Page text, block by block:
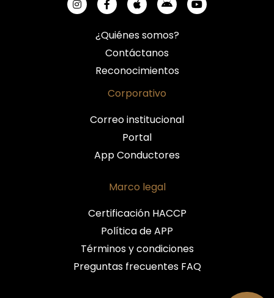
¿Quiénes somos?
Contáctanos
Reconocimientos
Corporativo
Correo institucional
Portal
App Conductores
Marco legal
Certificación HACCP
Política de APP
Términos y condiciones
Preguntas frecuentes FAQ